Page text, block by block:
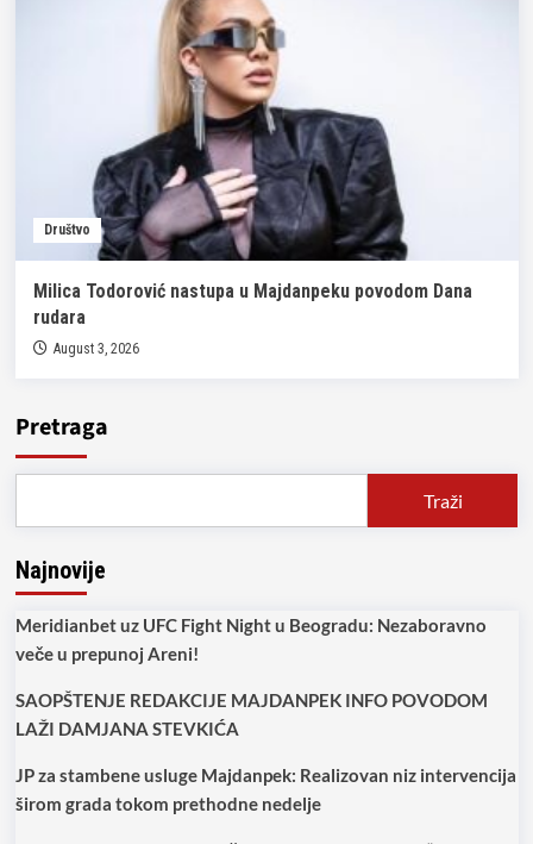
Društvo
Milica Todorović nastupa u Majdanpeku povodom Dana
rudara
August 3, 2026
Pretraga
Traži
Najnovije
Meridianbet uz UFC Fight Night u Beogradu: Nezaboravno
veče u prepunoj Areni!
SAOPŠTENJE REDAKCIJE MAJDANPEK INFO POVODOM
LAŽI DAMJANA STEVKIĆA
JP za stambene usluge Majdanpek: Realizovan niz intervencija
širom grada tokom prethodne nedelje